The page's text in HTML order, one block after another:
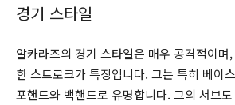
경기 스타일
알카라즈의 경기 스타일은 매우 공격적이며
한 스트로크가 특징입니다. 그는 특히 베이
포핸드와 백핸드로 유명합니다. 그의 서브